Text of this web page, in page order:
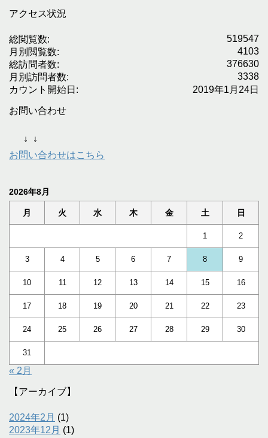
アクセス状況
519547
総閲覧数:
4103
月別閲覧数:
376630
総訪問者数:
3338
月別訪問者数:
2019年1月24日
カウント開始日:
お問い合わせ
↓
↓
お問い合わせはこちら
2026年8月
月 火 水 木 金 土 日
1 2
3 4 5 6 7 8 9
10 11 12 13 14 15 16
17 18 19 20 21 22 23
24 25 26 27 28 29 30
31
« 2月
【アーカイブ】
2024年2月 (1)
2023年12月 (1)